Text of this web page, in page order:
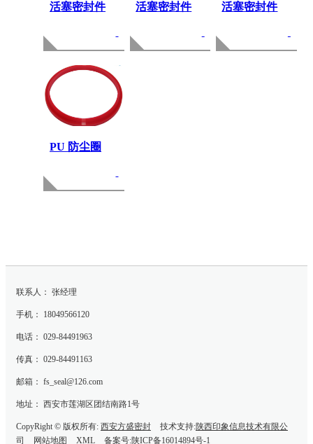
活塞密封件 活塞密封件 活塞密封件
PU 防尘圈
联系人： 张经理
手机： 18049566120
电话： 029-84491963
传真： 029-84491163
邮箱： fs_seal@126.com
地址： 西安市莲湖区团结南路1号
CopyRight © 版权所有: 西安方盛密封 技术支持:陕西印象信息技术有限公
司
网站地图 XML 备案号:陕ICP备16014894号-1